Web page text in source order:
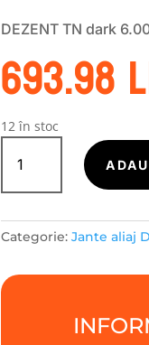
DEZENT TN dark
693.98
12 în stoc
Cantitate
Janta
aliaj
TN
dark
6.00x15
4/100/45/60,1
Categorie: Jante aliaj